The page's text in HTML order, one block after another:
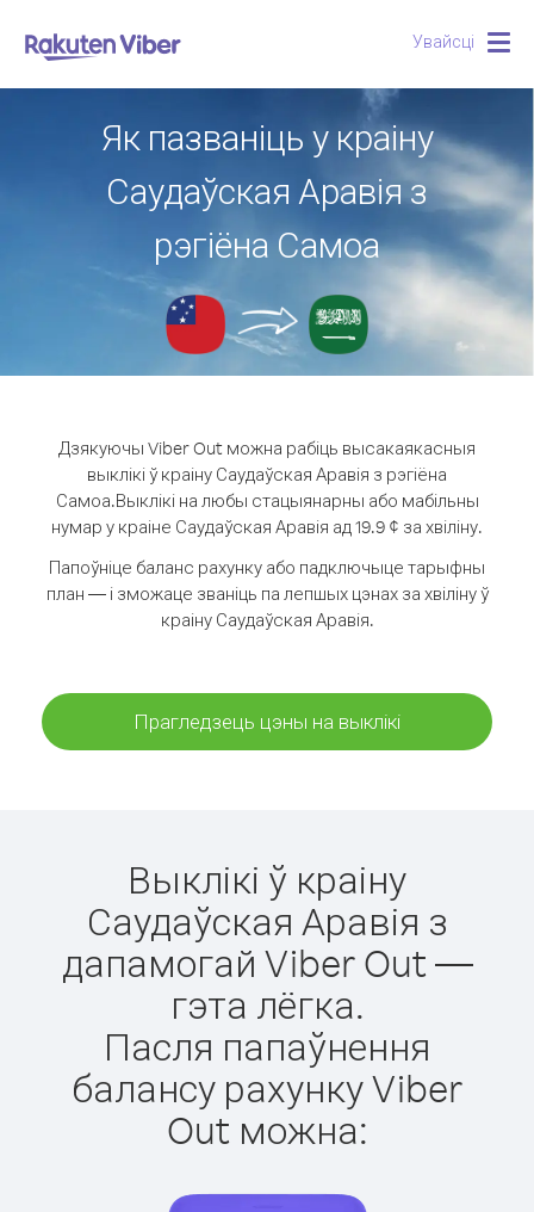
Увайсці
Як пазваніць у краіну
Саудаўская Аравія з
рэгіёна Самоа
Дзякуючы Viber Out можна рабіць высакаякасныя
выклікі ў краіну Саудаўская Аравія з рэгіёна
Самоа.Выклікі на любы стацыянарны або мабільны
нумар у краіне Саудаўская Аравія ад 19.9 ¢ за хвіліну.
Папоўніце баланс рахунку або падключыце тарыфны
план — і зможаце званіць па лепшых цэнах за хвіліну ў
краіну Саудаўская Аравія.
Прагледзець цэны на выклікі
Выклікі ў краіну
Саудаўская Аравія з
дапамогай Viber Out —
гэта лёгка.
Пасля папаўнення
балансу рахунку Viber
Out можна: